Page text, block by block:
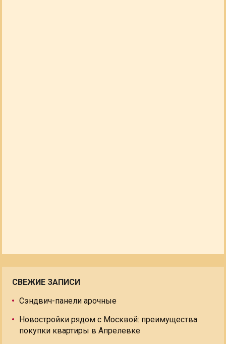
СВЕЖИЕ ЗАПИСИ
Сэндвич-панели арочные
Новостройки рядом с Москвой: преимущества
покупки квартиры в Апрелевке